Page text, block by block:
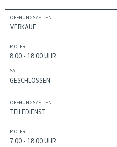
ÖFFNUNGSZEITEN
VERKAUF
MO-FR:
8.00 - 18.00 UHR
SA:
GESCHLOSSEN
ÖFFNUNGSZEITEN
TEILEDIENST
MO-FR:
7.00 - 18.00 UHR